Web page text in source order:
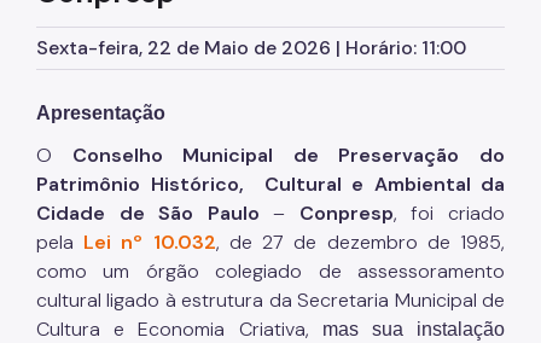
Sexta-feira, 22 de Maio de 2026 | Horário: 11:00
Apresentação
O Conselho Municipal de Preservação do
Patrimônio Histórico, Cultural e Ambiental da
Cidade de São Paulo – Conpresp, foi criado
pela Lei nº 10.032, de 27 de dezembro de 1985,
como um órgão colegiado de assessoramento
cultural ligado à estrutura da Secretaria Municipal de
Cultura e Economia Criativa,
mas sua instalação